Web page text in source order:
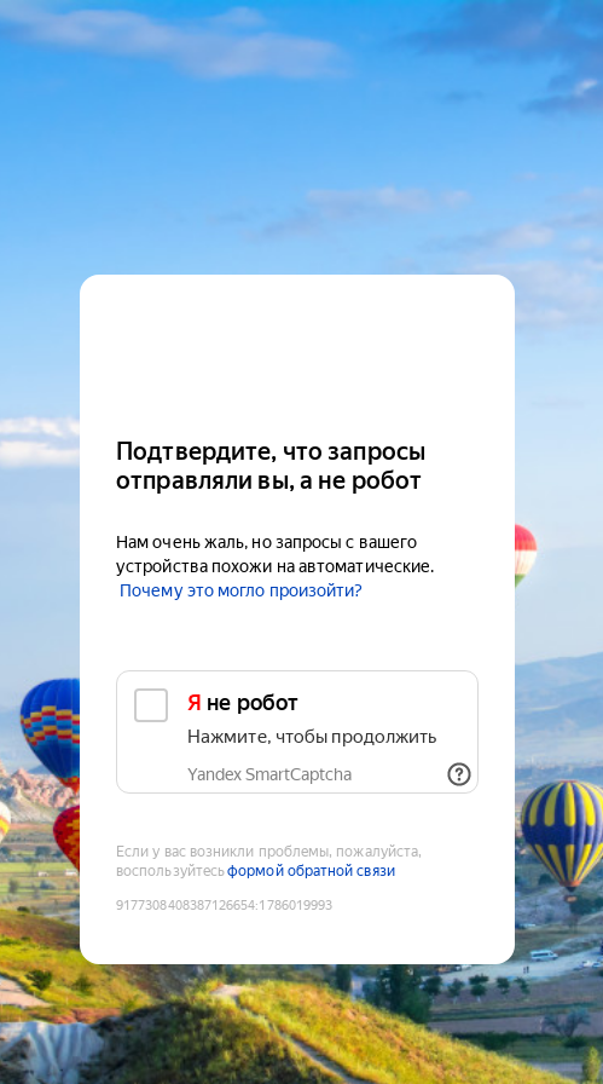
Подтвердите, что запросы
отправляли вы, а не робот
Нам очень жаль, но запросы с вашего
устройства похожи на автоматические.
Почему это могло произойти?
Я не робот
Нажмите, чтобы продолжить
Yandex SmartCaptcha
Если у вас возникли проблемы, пожалуйста,
воспользуйтесьформой обратной связи
9177308408387126654:1786019993